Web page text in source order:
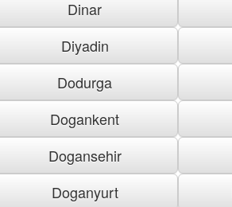
Dinar
Diyadin
Dodurga
Dogankent
Dogansehir
Doganyurt